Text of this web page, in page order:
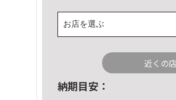
お店を選ぶ
近くの
納期目安：